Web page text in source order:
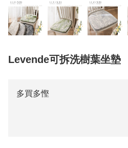
Levende可拆洗樹葉坐墊
多買多慳